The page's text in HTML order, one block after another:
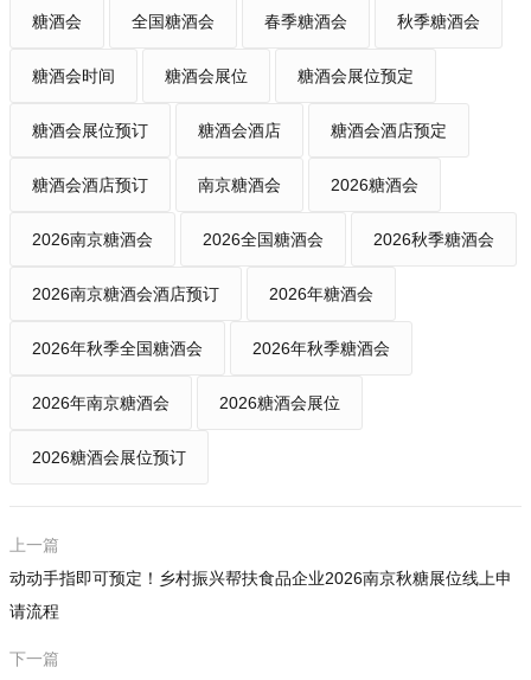
糖酒会 全国糖酒会 春季糖酒会 秋季糖酒会
糖酒会时间 糖酒会展位 糖酒会展位预定
糖酒会展位预订 糖酒会酒店 糖酒会酒店预定
糖酒会酒店预订 南京糖酒会 2026糖酒会
2026南京糖酒会 2026全国糖酒会 2026秋季糖酒会
2026南京糖酒会酒店预订 2026年糖酒会
2026年秋季全国糖酒会 2026年秋季糖酒会
2026年南京糖酒会 2026糖酒会展位
2026糖酒会展位预订
上一篇
动动手指即可预定！乡村振兴帮扶食品企业2026南京秋糖展位线上申
请流程
下一篇